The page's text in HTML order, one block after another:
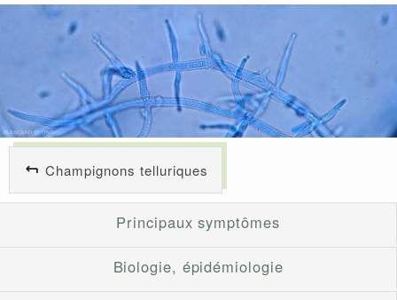
Champignons telluriques
Principaux symptômes
Biologie, épidémiologie